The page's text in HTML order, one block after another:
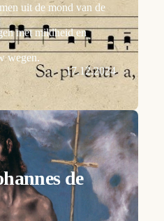
uit de mond van de
met mildheid en
wegen.
17.12.2024
de